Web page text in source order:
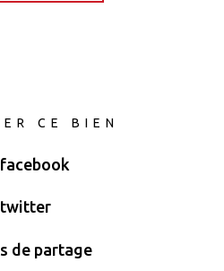
CE BIEN
facebook
twitter
de partage